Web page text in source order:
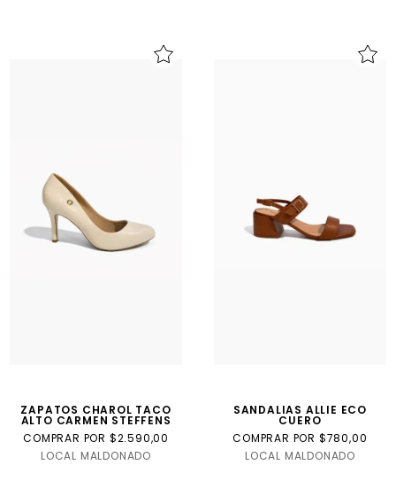
ZAPATOS CHAROL TACO
ALTO CARMEN STEFFENS
COMPRAR POR $2.590,00
LOCAL MALDONADO
SANDALIAS ALLIE ECO
CUERO
COMPRAR POR $780,00
LOCAL MALDONADO